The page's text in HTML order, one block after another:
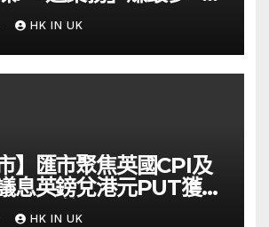
HK IN UK
】匯市聚焦英國CPI及
息英鎊兌港元PUT獲資
財經
HK IN UK